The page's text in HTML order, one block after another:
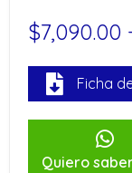
$7,090.00
Ficha
Quiero